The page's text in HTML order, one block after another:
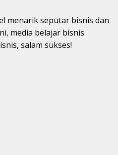
menarik seputar bisnis dan
media belajar bisnis
salam sukses!